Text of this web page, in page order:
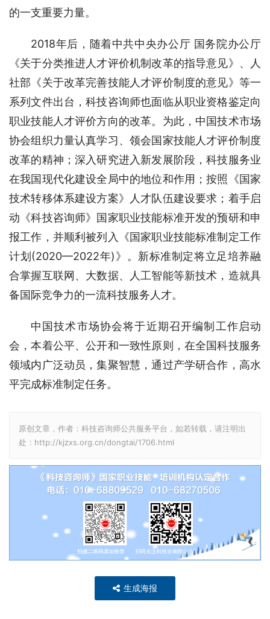
的一支重要力量。
2018年后，随着中共中央办公厅 国务院办公厅
《关于分类推进人才评价机制改革的指导意见》、人
社部《关于改革完善技能人才评价制度的意见》等一
系列文件出台，科技咨询师也面临从职业资格鉴定向
职业技能人才评价方向的改革。为此，中国技术市场
协会组织力量认真学习、领会国家技能人才评价制度
改革的精神；深入研究进入新发展阶段，科技服务业
在我国现代化建设全局中的地位和作用；按照《国家
技术转移体系建设方案》人才队伍建设要求；着手启
动《科技咨询师》国家职业技能标准开发的预研和申
报工作，并顺利被列入《国家职业技能标准制定工作
计划(2020—2022年)》。新标准制定将立足培养融
合掌握互联网、大数据、人工智能等新技术，造就具
备国际竞争力的一流科技服务人才。
中国技术市场协会将于近期召开编制工作启动
会，本着公平、公开和一致性原则，在全国科技服务
领域内广泛动员，集聚智慧，通过产学研合作，高水
平完成标准制定任务。
原创文章，作者：科技咨询师公共服务平台，如若转载，请注明出
处：http://kjzxs.org.cn/dongtai/1706.html
生成海报